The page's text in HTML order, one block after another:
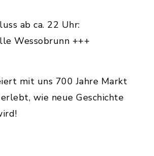
ab ca. 22 Uhr:
Wessobrunn +++
mit uns 700 Jahre Markt
wie neue Geschichte